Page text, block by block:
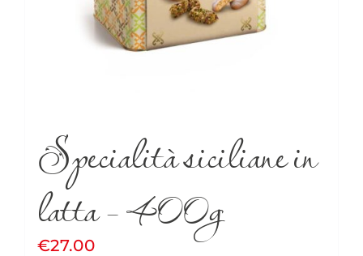
Specialità siciliane in
latta – 400g
€27.00